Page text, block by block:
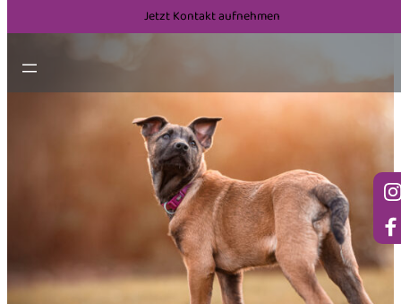
Jetzt Kontakt aufnehmen